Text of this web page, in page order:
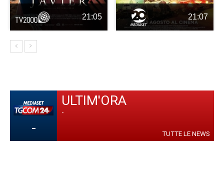
21:05 21:07
-
ULTIM'ORA
-
TUTTE LE NEWS